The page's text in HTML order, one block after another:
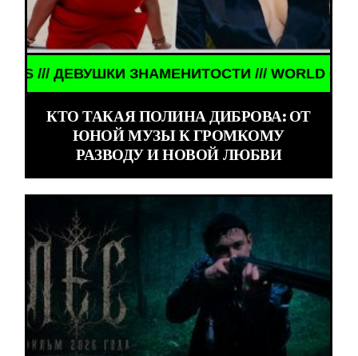
ЗНАМЕНИТОСТИ /// WORLD GIRLS ///
КТО ТАКАЯ ПОЛИНА ДИБРОВА: ОТ
ЮНОЙ МУЗЫ К ГРОМКОМУ
РАЗВОДУ И НОВОЙ ЛЮБВИ